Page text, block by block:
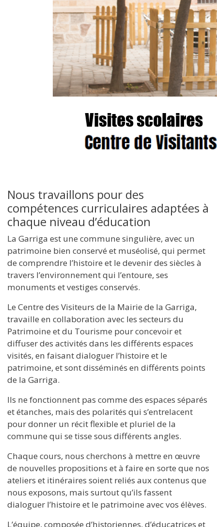
Nous travaillons pour des
compétences curriculaires adaptées à
chaque niveau d’éducation
La Garriga est une commune singulière, avec un
patrimoine bien conservé et muséolisé, qui permet
de comprendre l’histoire et le devenir des siècles à
travers l’environnement qui l’entoure, ses
monuments et vestiges conservés.
Le Centre des Visiteurs de la Mairie de la Garriga,
travaille en collaboration avec les secteurs du
Patrimoine et du Tourisme pour concevoir et
diffuser des activités dans les différents espaces
visités, en faisant dialoguer l’histoire et le
patrimoine, et sont disséminés en différents points
de la Garriga.
Ils ne fonctionnent pas comme des espaces séparés
et étanches, mais des polarités qui s’entrelacent
pour donner un récit flexible et pluriel de la
commune qui se tisse sous différents angles.
Chaque cours, nous cherchons à mettre en œuvre
de nouvelles propositions et à faire en sorte que nos
ateliers et itinéraires soient reliés aux contenus que
nous exposons, mais surtout qu’ils fassent
dialoguer l’histoire et le patrimoine avec vos élèves.
L’équipe, composée d’historiennes, d’éducatrices et